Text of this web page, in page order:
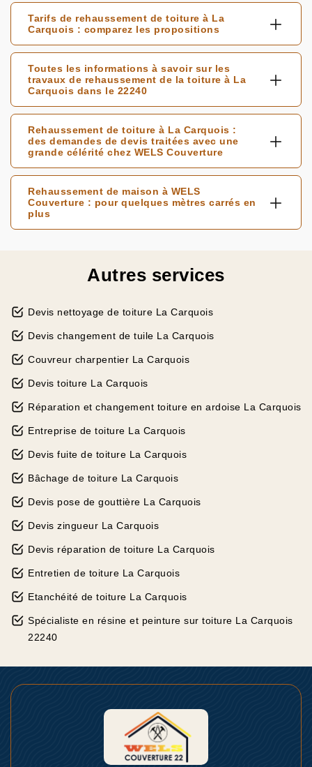
Tarifs de rehaussement de toiture à La
Carquois : comparez les propositions
Toutes les informations à savoir sur les
travaux de rehaussement de la toiture à La
Carquois dans le 22240
Rehaussement de toiture à La Carquois :
des demandes de devis traitées avec une
grande célérité chez WELS Couverture
Rehaussement de maison à WELS
Couverture : pour quelques mètres carrés en
plus
Autres services
Devis nettoyage de toiture La Carquois
Devis changement de tuile La Carquois
Couvreur charpentier La Carquois
Devis toiture La Carquois
Réparation et changement toiture en ardoise La Carquois
Entreprise de toiture La Carquois
Devis fuite de toiture La Carquois
Bâchage de toiture La Carquois
Devis pose de gouttière La Carquois
Devis zingueur La Carquois
Devis réparation de toiture La Carquois
Entretien de toiture La Carquois
Etanchéité de toiture La Carquois
Spécialiste en résine et peinture sur toiture La Carquois
22240